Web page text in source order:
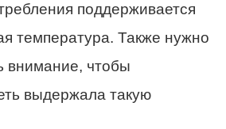
поддерживается
температура. Также нужно
внимание, чтобы
выдержала такую